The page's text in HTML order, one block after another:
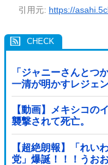
引用元: https://
「ジャニーさんとつ
一清が明かすレジェ
【動画】メキシコの
襲撃されて死亡。
【超絶朗報】「れい
党」爆誕！！！うお